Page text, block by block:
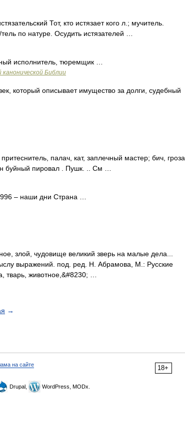
Тот, кто истязает кого л.; мучитель.
по натуре. Осудить истязателей …
исполнитель, тюремщик …
Библии
который описывает имущество за долги, судебный
палач, кат, заплечный мастер; бич, гроза,
буйный пировал . Пушк. .. См …
– наши дни Страна …
злой, чудовище великий зверь на малые дела...
выражений. под. ред. Н. Абрамова, М.: Русские
тварь, животное,&#8230; …
→
18+
на сайте
Drupal, WordPress, MODx.